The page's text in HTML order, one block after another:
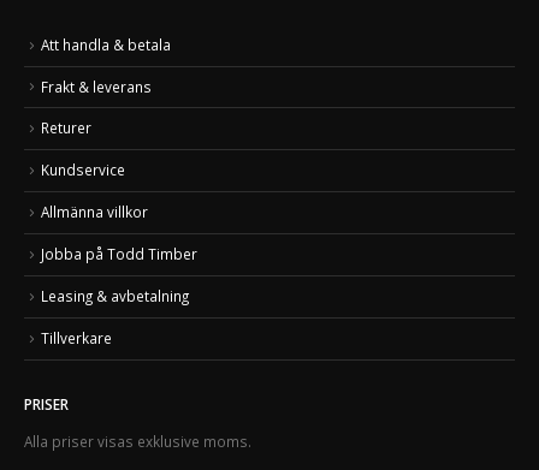
Att handla & betala
Frakt & leverans
Returer
Kundservice
Allmänna villkor
Jobba på Todd Timber
Leasing & avbetalning
Tillverkare
PRISER
Alla priser visas exklusive moms.